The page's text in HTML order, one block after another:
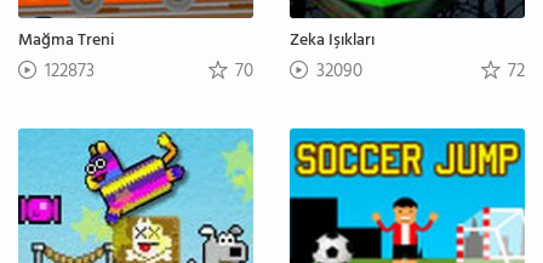
Mağma Treni
122873 70
Zeka Işıkları
32090 72